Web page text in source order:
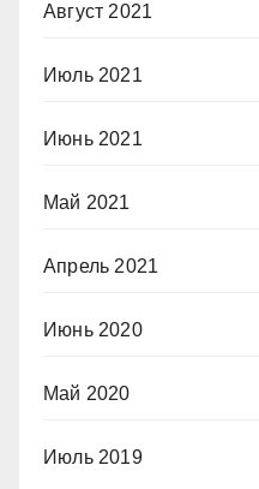
Август 2021
Июль 2021
Июнь 2021
Май 2021
Апрель 2021
Июнь 2020
Май 2020
Июль 2019